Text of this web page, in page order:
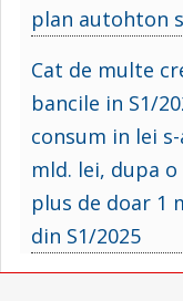
plan autohton
Cat de multe
bancile in S1/
consum in lei
mld. lei, dupa
plus de doar 1
din S1/2025